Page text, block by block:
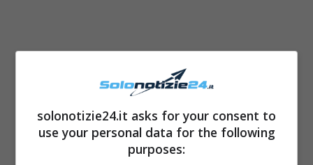
In queste settimane, dunque, abbiamo avuto
Belen Rodriguez
solonotizie24.it asks for your consent to
use your personal data for the following
purposes: